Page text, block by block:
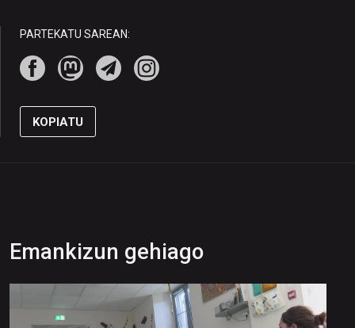
PARTEKATU SAREAN:
KOPIATU
Emankizun gehiago